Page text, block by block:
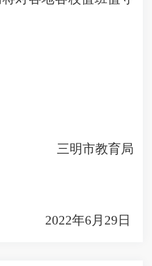
三明市教育局
2022年6月 29 日